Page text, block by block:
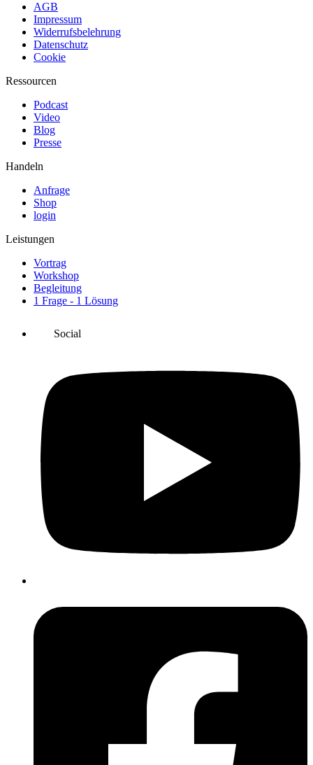
AGB
Impressum
Widerrufsbelehrung
Datenschutz
Cookie
Ressourcen
Podcast
Video
Blog
Presse
Handeln
Anfrage
Shop
login
Leistungen
Vortrag
Workshop
Begleitung
1 Frage - 1 Lösung
Social